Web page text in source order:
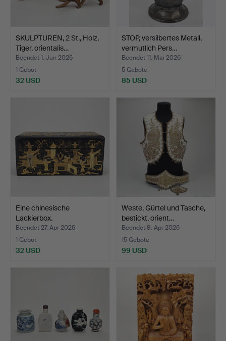
SKULPTUREN, 2 St., Holz,
Tiger, orientalis…
Beendet 1. Jun 2026
1 Gebot
32 USD
STOP, versilbertes Metall,
vermutlich Pers…
Beendet 11. Mai 2026
5 Gebote
85 USD
Eine chinesische
Lackierbox.
Beendet 27. Apr 2026
1 Gebot
32 USD
Weste, Gürtel und Tasche,
bestickt, orient…
Beendet 8. Apr 2026
15 Gebote
99 USD